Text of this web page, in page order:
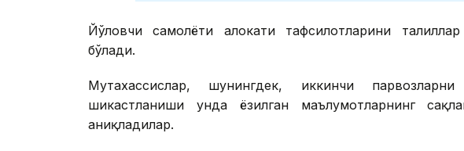
Йўловчи самолёти ҳалокати тафсилотларини
бўлади.
Мутахассислар, шунингдек, иккинчи
шикастланиши унда ёзилган маълумотларнинг
аниқладилар.